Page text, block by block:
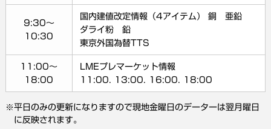
9:30～
10:30
国内建値改定情報（4アイテム） 銅 亜鉛
ダライ粉 鉛
東京外国為替TTS
11:00～
18:00
LMEプレマーケット情報
11:00. 13:00. 16:00. 18:00
平日のみの更新になりますので現地金曜日のデーターは翌月曜日
に反映されます。